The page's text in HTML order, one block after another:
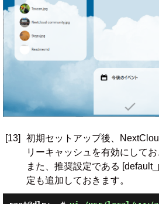
[13]
初期セットアップ後、
リーキャッシュを有効にしてお
また、推奨設定である
定も追加しておきます。